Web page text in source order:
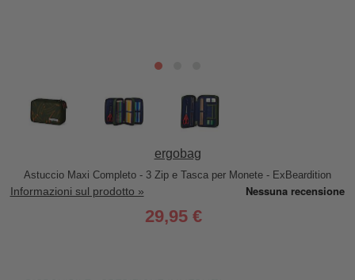
ergobag
Astuccio Maxi Completo - 3 Zip e Tasca per Monete - ExBeardition
Informazioni sul prodotto »
29,95 €